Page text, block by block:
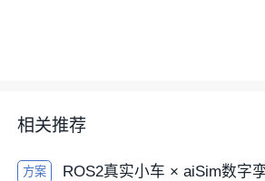
相关推荐
方案
ROS2真实小车 × aiSim数字